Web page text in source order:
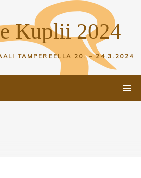
Kuplii 2024
TAMPEREELLA 20. – 24.3.2024